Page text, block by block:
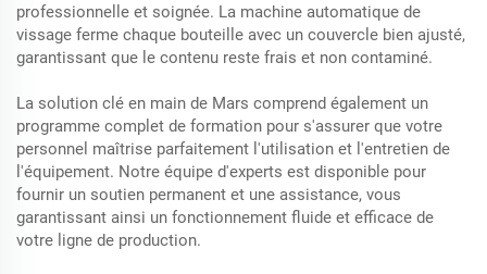
professionnelle et soignée. La machine automatique de
vissage ferme chaque bouteille avec un couvercle bien ajusté,
garantissant que le contenu reste frais et non contaminé.
La solution clé en main de Mars comprend également un
programme complet de formation pour s'assurer que votre
personnel maîtrise parfaitement l'utilisation et l'entretien de
l'équipement. Notre équipe d'experts est disponible pour
fournir un soutien permanent et une assistance, vous
garantissant ainsi un fonctionnement fluide et efficace de
votre ligne de production.